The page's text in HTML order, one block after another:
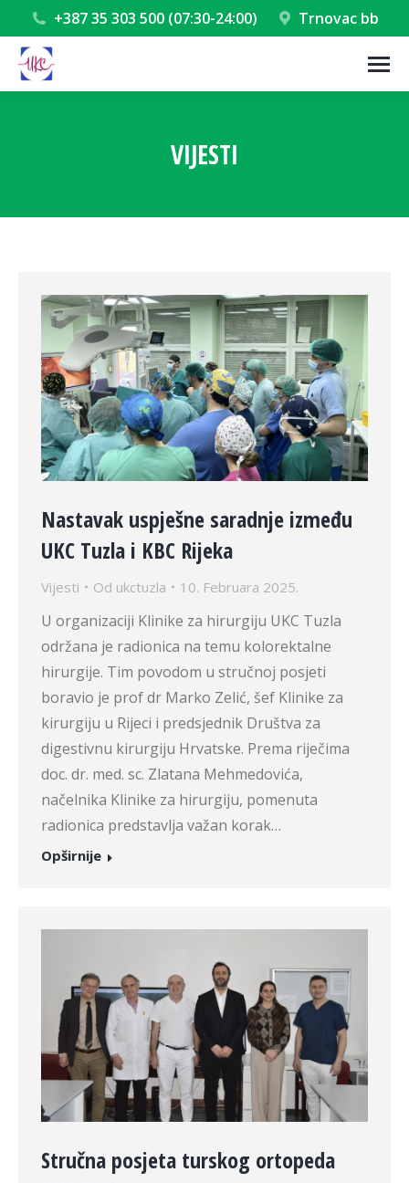
+387 35 303 500 (07:30-24:00) Trnovac bb
VIJESTI
Nastavak uspješne saradnje između
UKC Tuzla i KBC Rijeka
Vijesti Od ukctuzla 10. Februara 2025.
U organizaciji Klinike za hirurgiju UKC Tuzla
održana je radionica na temu kolorektalne
hirurgije. Tim povodom u stručnoj posjeti
boravio je prof dr Marko Zelić, šef Klinike za
kirurgiju u Rijeci i predsjednik Društva za
digestivnu kirurgiju Hrvatske. Prema riječima
doc. dr. med. sc. Zlatana Mehmedovića,
načelnika Klinike za hirurgiju, pomenuta
radionica predstavlja važan korak…
Opširnije
Stručna posjeta turskog ortopeda